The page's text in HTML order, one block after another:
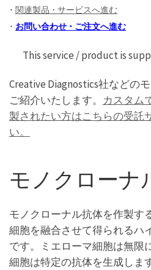
･ 関連製品 ･ サービスへ進む
･ お問い合わせ ･ ご注文へ進む
This service / product is
Creative Diagnostics社などの
ご紹介いたします。 カスタム
製されたい方はこちらの受託
い。
モノクローナ
モノクローナル抗体を作製す
細胞を融合させて得られるハ
です。ミエローマ細胞は無限
細胞は特定の抗体を生成しま